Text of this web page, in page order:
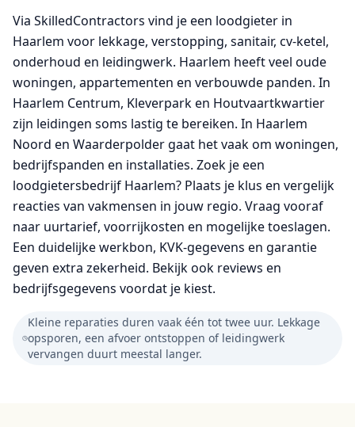
Via SkilledContractors vind je een loodgieter in
Haarlem voor lekkage, verstopping, sanitair, cv-ketel,
onderhoud en leidingwerk. Haarlem heeft veel oude
woningen, appartementen en verbouwde panden. In
Haarlem Centrum, Kleverpark en Houtvaartkwartier
zijn leidingen soms lastig te bereiken. In Haarlem
Noord en Waarderpolder gaat het vaak om woningen,
bedrijfspanden en installaties. Zoek je een
loodgietersbedrijf Haarlem? Plaats je klus en vergelijk
reacties van vakmensen in jouw regio. Vraag vooraf
naar uurtarief, voorrijkosten en mogelijke toeslagen.
Een duidelijke werkbon, KVK-gegevens en garantie
geven extra zekerheid. Bekijk ook reviews en
bedrijfsgegevens voordat je kiest.
Kleine reparaties duren vaak één tot twee uur. Lekkage
opsporen, een afvoer ontstoppen of leidingwerk
vervangen duurt meestal langer.